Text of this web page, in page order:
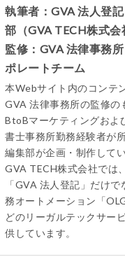
執筆者：GVA 法人登
部（GVA TECH株式会
監修：GVA 法律事務
ポレートチーム
本Webサイト内のコンテ
GVA 法律事務所の監修の
BtoBマーケティングおよ
書士事務所勤務経験者が
編集部が企画・制作してい
GVA TECH株式会社では、
「GVA 法人登記」だけで
務オートメーション「
どのリーガルテックサー
供しています。